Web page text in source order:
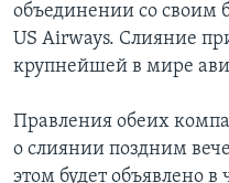
объединении со своим
US Airways. Слияние
крупнейшей в мире
Правления обеих
о слиянии поздним
этом будет объявлено в